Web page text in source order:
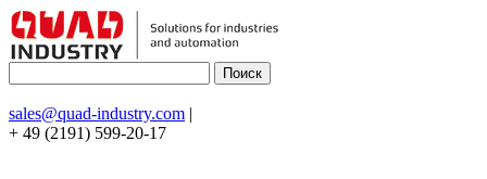
sales@quad-industry.com |
+ 49 (2191) 599-20-17